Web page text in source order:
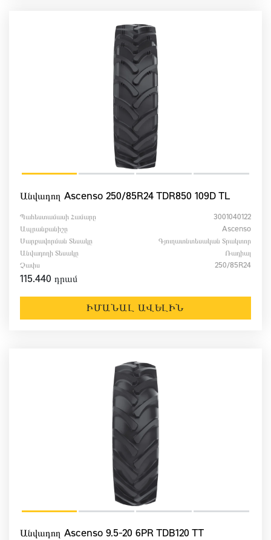
Անվադող Ascenso 250/85R24 TDR850 109D TL
Պահեստամասի Համարը
3001040122
Ապրանքանիշը
Ascenso
Սարքավորման Տեսակը
Գյուղատնտեսական Տրակտոր
Անվադողի Տեսակը
Ռադիալ
Չափս
250/85R24
115.440 դրամ
ԻՄԱՆԱԼ ԱՎԵԼԻՆ
Անվադող Ascenso 9.5-20 6PR TDB120 TT